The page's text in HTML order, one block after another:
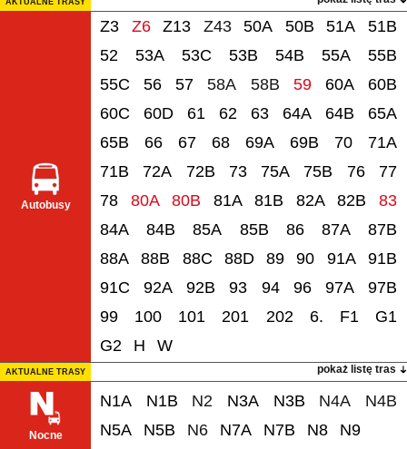
AKTUALNE TRASY
Autobusy
Z3 Z6 Z13 Z43 50A 50B 51A
51B
52
53A 53C 53B 54B 55A
55B
55C
56 57 58A 58B 59 60A
60B
60C
60D 61 62 63 64A 64B
65A
65B
66 67 68 69A 69B 70
71A
71B
72A 72B 73 75A 75B 76
77
78
80A 80B 81A 81B 82A 82B
83
84A
84B 85A 85B 86 87A
87B
88A
88B 88C 88D 89 90 91A
91B
91C
92A 92B 93 94 96 97A
97B
99
100 101 201 202 6. F1
G1
G2
H W
pokaż listę tras
AKTUALNE TRASY
Nocne
N1A N1B N2 N3A N3B N4A
N4B
N5A
N5B N6 N7A N7B N8 N9